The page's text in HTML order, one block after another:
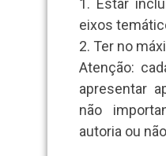
1. Estar
eixos
2. Ter no
Atenção:
apresentar
não
autoria ou